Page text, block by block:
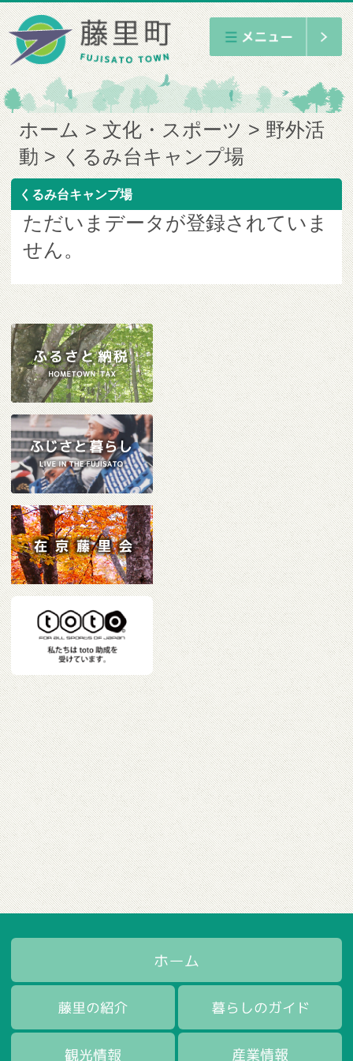
ホーム 文化・スポーツ
野外活
動
くるみ台キャンプ場
くるみ台キャンプ場
ただいまデータが登録されていま
せん。